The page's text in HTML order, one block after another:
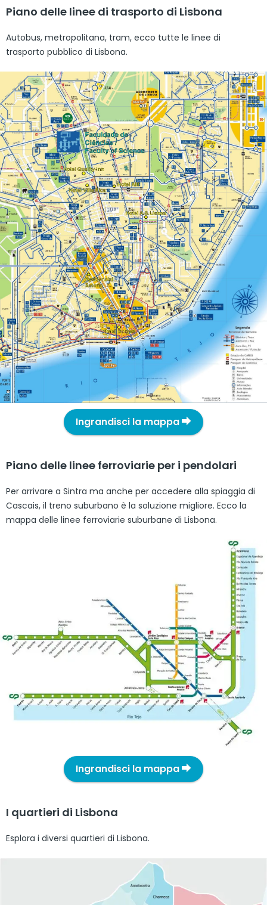
Piano delle linee di trasporto di Lisbona
Autobus, metropolitana, tram, ecco tutte le linee di
trasporto pubblico di Lisbona.
Ingrandisci la mappa
Piano delle linee ferroviarie per i pendolari
Per arrivare a Sintra ma anche per accedere alla spiaggia di
Cascais, il treno suburbano è la soluzione migliore. Ecco la
mappa delle linee ferroviarie suburbane di Lisbona.
Ingrandisci la mappa
I quartieri di Lisbona
Esplora i diversi quartieri di Lisbona.